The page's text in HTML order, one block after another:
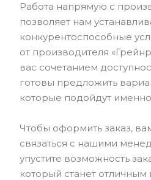
Работа напрямую с
позволяет нам
конкурентоспособные
от производителя
вас сочетанием
готовы предложить
которые подойдут
Чтобы оформить заказ,
связаться с нашими
упустите возможность
который станет